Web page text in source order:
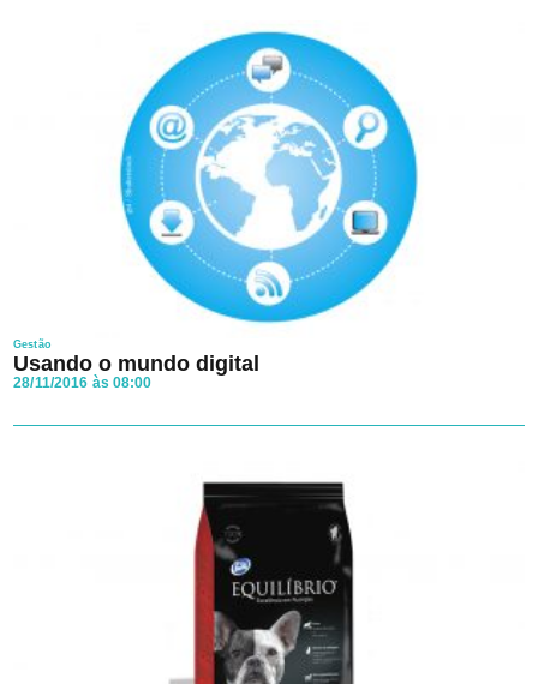
Gestão
Usando o mundo digital
28/11/2016 às 08:00